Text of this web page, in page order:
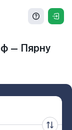
— Пярну